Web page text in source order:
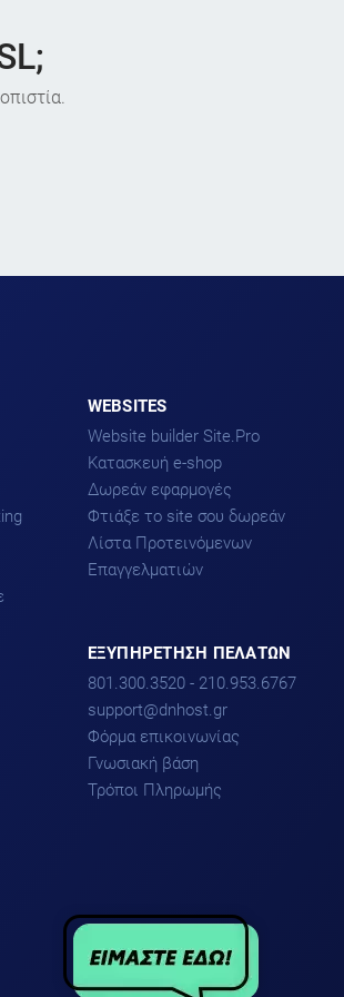
WEBSITES
Website builder Site.Pro
Kατασκευή e-shop
Δωρεάν εφαρμογές
Φτιάξε το site σου δωρεάν
Λίστα Προτεινόμενων
Επαγγελματιών
ΕΞΥΠΗΡΕΤΗΣΗ ΠΕΛΑΤΩΝ
801.300.3520 - 210.953.6767
support
dnhost.gr
Φόρμα επικοινωνίας
Γνωσιακή βάση
Τρόποι Πληρωμής